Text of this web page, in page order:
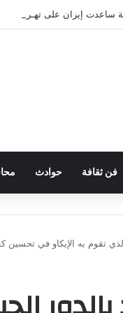
إيران على تهـريب
فن ثقافة حوادث
تقوم به الإيكاو في تحسين